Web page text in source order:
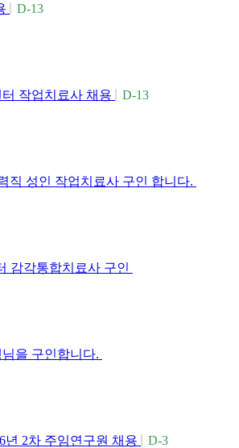
D-13
작업치료사 채용 D-13
직 성인 작업치료사 구인 합니다.
감각통합치료사 구인
을 구인합니다.
년 2차 주임연구원 채용 D-3